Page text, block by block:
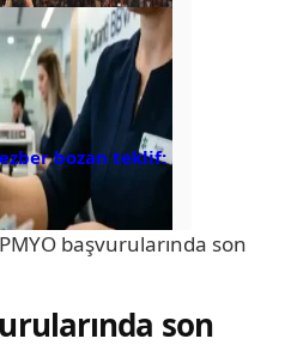
bozan teklif:
başvurularında son
son